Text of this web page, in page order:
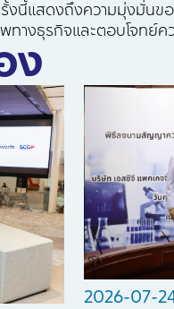
นี้แสดงถึงความมุ่งมั่นข
ทางธุรกิจและตอบโจทย์ค
ง
2026-07-